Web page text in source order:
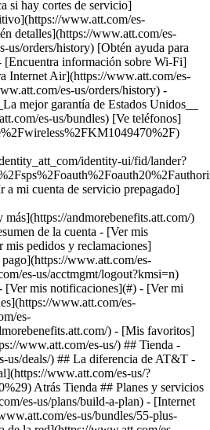
www.att.com/es-us/) ## Tienda -
us/deals/) ## La diferencia de AT&T -
tu servicio de internet](https://www.att.com/es-us/moving/) ### Ofertas destacadas - [Ofertas y promociones de AT&T](https://www.att.com/es-us/deals/) - [Ofertas de teléfonos móviles](https://www.att.com/es-us/deals/cell-phone-deals/) - [Ofertas de iPhone](https://www.att.com/es-us/deals/iphone-deals/) - [Ofertas de Samsung](https://www.att.com/es-us/buy/phones/browse/samsung_hasdeals/) - [Ofertas de paquetes de telefonía e internet](https://www.att.com/es-us/bundles/internet-wireless/) - [Descuento con tarjeta de crédito](https://www.att.com/es-us/?1036077272%3BamdU7ms02uyDVD7hIidU2t-FgOyvGkzT7uyJVm497PywgLdW2iYTVis9IZcUaO3.z1) - [Ofertas de teléfonos gratis para clientes nuevos](https://www.att.com/es-us/buy/phones/browse/free/) - [Ofertas sin intercambio](https://www.att.com/es-us/buy/phones/browse/nontradeinoffer/) ### Ve teléfonos móviles por marca - [Nuevos iPhones de Apple](https://www.att.com/es-us/buy/phones/browse/apple/) - [Teléfonos Samsung Galaxy nuevos](https://www.att.com/es-us/buy/phones/browse/samsung/) - [Teléfonos Google Pixel nuevos](https://www.att.com/es-us/buy/phones/browse/google/) - [Teléfonos Motorola Moto nuevos](https://www.att.com/es-us/buy/phones/browse/motorola/) - [Teléfonos Sonim nuevos](https://www.att.com/es-us/buy/phones/browse/sonim/) ### Tablets y relojes - [Nuevo Apple iPad](https://www.att.com/es-us/buy/tablets/browse/apple/) - [Nuevo Samsung Galaxy Tab](https://www.att.com/es-us/buy/tablets/browse/samsung/) - [Nuevo Apple Watch](https://www.att.com/es-us/buy/wearables/browse/apple/) - [Nuevo Samsung Galaxy Watch](https://www.att.com/es-us/buy/wearables/browse/samsung/) - [Nuevo Google Pixel Watch](https://www.att.com/es-us/buy/wearables/browse/google/) - [Nuevo reloj inteligente para niños](https://www.att.com/es-us/buy/wearables/att-amigo-jr-watch.html) ### Accesorios por marca - [Accesorios Apple](https://www.att.com/es-us/buy/accessories/browse/all/apple/) - [Accesorios de AT&T](https://www.att.com/es-us/buy/accessories/browse/all/att/) - [Accesorios de Samsung](https://www.att.com/es-us/buy/accessories/browse/all/samsung/) - [Estuches para teléfonos Otterbox](https://www.att.com/es-us/buy/accessories/browse/cases/otterbox/) - [Audífonos Beats](https://www.att.com/es-us/buy/accessories/browse/headphones/beats/) ### Recursos - [Combina internet y servicio móvil](https://www.att.com/es-us/bundles/) - [¿Qué es Internet Air?](https://www.att.com/es-us/internet/what-is-internet-air/) - [Cómo usar tu teléfono cuando viajas al exterior](https://www.att.com/es-us/wireless/how-to-use-your-cell-phone-internationally/) - [¿Qué es internet por fibra óptica?](https://www.att.com/es-us/internet/what-is-fiber-internet/) - [¿Qué es una eSIM?](https://www.att.com/es-us/wireless/what-is-esim/) - [Devolver o cambiar tu dispositivo móvil](https://www.att.com/es-us/wireless/return-policy/) - [¿Qué es Wi-Fi?](https://www.att.com/es-us/blog/what-is-wifi/) ### AT&T - [Busca una tienda](https://www.att.com/es-us/stores/) - [Sala de prensa](https://www.att.com/es-us/sdabout/?source=EB00CO0000000000L&wtExtndSource=footer) - [Inversionistas](https://www.att.com/es-us/?1036077272%3BamdU7ms02uywgLGc7DdF7LshIidU2t-Fg4..21) - [Responsabilidad corporativa](https://www.att.com/es-us/?1036077272%3BamdU7ms02uyWVi-UIkchIkqwgPcUeO6JVm4hIZy92N..q1) - [Empleo](https://www.att.jobs/) - [Ayuda e información](https://www.att.com/es-us/support/) - [Garantía AT&T](https://www.att.com/es-us/why-att/guarantee/) - [Archivos legibles por máquina de Datos sobre Broadband](https://www.att.com/es-us/broadbandlabels/broadband-facts-machine-readable-plans/) - [Código para compartir pantalla](#) * * * - [Blog Techbuzz](https://www.att.com/es-us/blog/) - [Comentarios](#) - [Correo electrónico de AT&T GRATIS con 1 TB de almacenamiento](https://www.att.com/es-us/partners/currently/email-sign-up/?source=EnEmail2020000BDL&wtExtndSource=myattglobalfooter) - [LLM](https://www.att.com/es-us/llms.txt) * * * - [Mapa del sitio](https://www.att.com/es-us/sitemap/) - [Mapas de cobertura](https://www.att.com/es-us/maps/wireless-coverage.html) - [Términos de uso](https://www.att.com/es-us/legal/terms.attWebsiteTermsOfUse.html) - [Accesibilidad](https://www.att.com/es-us/sdabout/sites/accessibility) - [Detalles de banda ancha](https://www.att.com/es-us/sdabout/sites/broadband) - [Centro de políticas legales](https://www.att.com/es-us/legal/legal-policy-center.html) - [Opciones de publicidad](https://www.att.com/es-us/sdabout/privacy/privacy-notice.html#choice) - [Centro de privacidad](https://www.att.com/es-us/sdabout/privacy.html) - [Tus opciones de privacidad](https://www.att.com/es-us/sdabout/privacy/choices-and-controls.html) - [Aviso de privacidad sobre salud](https://www.att.com/es-us/sdabout/privacy/StateLawApproach/washington-health-privacy-notice.html) - [Seguridad cibernética](https://www.att.com/es-us/sdabout/pages/cyberaware) - [Archivos públicos de la FCC](https://www.att.com/es-us/?1036077272%3BamdU7ms02uyNVkqTak-takjc7u6tIZshGZyZ2Z-JItjc2iYugZGwgPKFMbv6Mbv62kzUqL49VOHZGiqWG4..j1) © 2026 AT&T Intellectual Property. Todos los derechos reservados. We use [cookies](https://about.att.com/privacy/full_privacy_policy/cookies.html) to help enhance your experience on our site and for analytics. We also may use cookies for marketing purposes. You can manage your preferences and opt out of the sharing for targeted advertising and sales of cookie data. Learn more about our approach to privacy at [att.com/privacy](https://att.com/privacy). Manage your preferences Opt out Continue without changes ### Mmm... no lo pudimos encontrar. BuscarOpciones ### ¿Qué estás buscando? ![Search](https://www.att.com/es-us/idpassets/images/support/svg-icons/magnifiericonSearch.svg) ¿No encuentras lo q